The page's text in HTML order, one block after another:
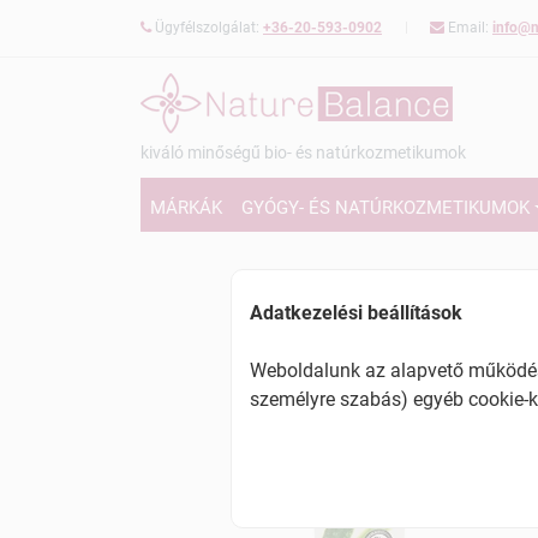
Ügyfélszolgálat: +36-20-593-0902 Email:
kiváló minőségű bio- és natúrkozmetikumok
MÁRKÁK GYÓGY- ÉS NATÚRKOZMETIKUMOK
Adatkezelési beállítások
Weboldalunk az alapvető
személyre szabás) egyéb